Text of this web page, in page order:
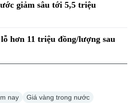
giảm sâu tới 5,5 triệu
hơn 11 triệu đồng/lượng sau
nay
Giá vàng trong nước